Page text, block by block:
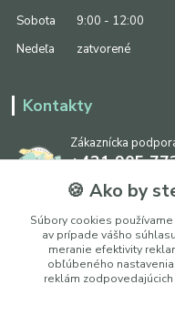
Sobota
9:00 - 12:00
Nedeľa
zatvorené
Kontakty
Zákaznícka
+421 905
(Po-Pia, 8:30 -
info@ipapier.sk
🍪 Ako by
Súbory cookies
av prípade vášho
meranie efektivity
obľúbeného
reklám